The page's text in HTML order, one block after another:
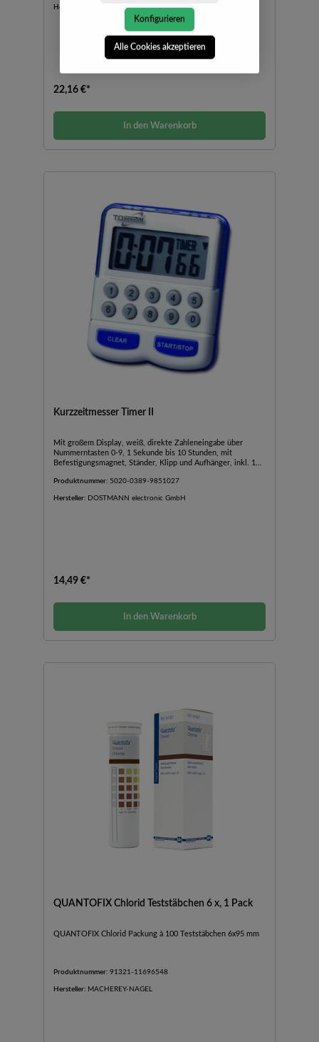
Hersteller: Amarell GmbH & Co KG
22,16 €*
In den Warenkorb
Kurzzeitmesser Timer II
Mit großem Display, weiß, direkte Zahleneingabe über
Nummerntasten 0-9, 1 Sekunde bis 10 Stunden, mit
Befestigungsmagnet, Ständer, Klipp und Aufhänger, inkl. 1
Produktnummer: 5020-0389-9851027
Hersteller: DOSTMANN electronic GmbH
14,49 €*
In den Warenkorb
QUANTOFIX Chlorid Teststäbchen 6 x, 1 Pack
QUANTOFIX Chlorid Packung à 100 Teststäbchen 6x95 mm
Produktnummer: 91321-11696548
Hersteller: MACHEREY-NAGEL
Konfigurieren
Alle Cookies akzeptieren